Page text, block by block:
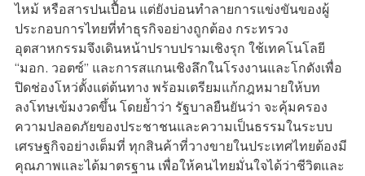
ไหม้ หรือสารปนเปื้อน แต่ยังบ่อนทำลายการแข่งขันของผู้
ประกอบการไทยที่ทำธุรกิจอย่างถูกต้อง กระทรวง
อุตสาหกรรมจึงเดินหน้าปราบปรามเชิงรุก ใช้เทคโนโลยี
“มอก. วอตซ์” และการสแกนเชิงลึกในโรงงานและโกดังเพื่อ
ปิดช่องโหว่ตั้งแต่ต้นทาง พร้อมเตรียมแก้กฎหมายให้บท
ลงโทษเข้มงวดขึ้น โดยย้ำว่า รัฐบาลยืนยันว่า จะคุ้มครอง
ความปลอดภัยของประชาชนและความเป็นธรรมในระบบ
เศรษฐกิจอย่างเต็มที่ ทุกสินค้าที่วางขายในประเทศไทยต้องมี
คุณภาพและได้มาตรฐาน เพื่อให้คนไทยมั่นใจได้ว่าชีวิตและ